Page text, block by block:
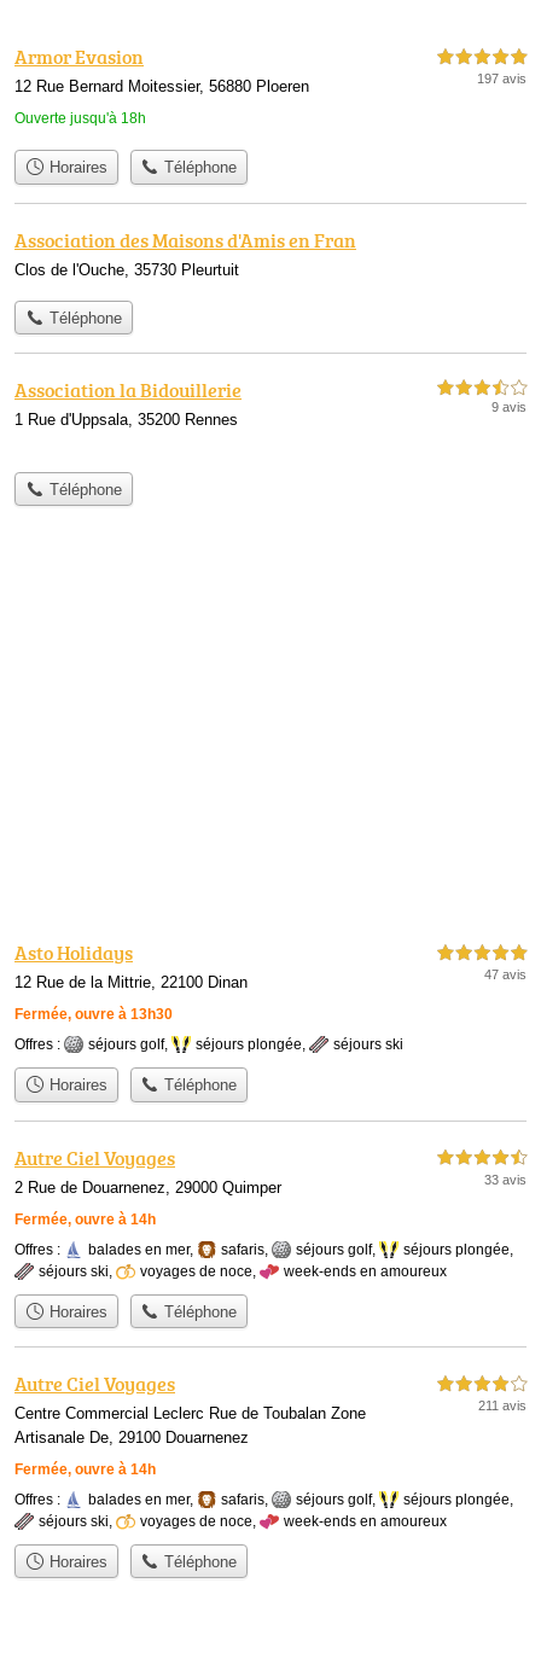
Armor Evasion
12 Rue Bernard Moitessier, 56880 Ploeren
Ouverte jusqu'à 18h
5,0 étoiles sur 5
197 avis
Horaires Téléphone
Association des Maisons d'Amis en Fran
Clos de l'Ouche, 35730 Pleurtuit
Téléphone
Association la Bidouillerie
1 Rue d'Uppsala, 35200 Rennes
3,5 étoiles sur 5
9 avis
Téléphone
Asto Holidays
12 Rue de la Mittrie, 22100 Dinan
Fermée, ouvre à 13h30
5,0 étoiles sur 5
47 avis
Offres : séjours golf, séjours plongée, séjours ski
Horaires Téléphone
Autre Ciel Voyages
2 Rue de Douarnenez, 29000 Quimper
Fermée, ouvre à 14h
4,5 étoiles sur 5
33 avis
Offres : balades en mer, safaris séjours golf, séjours plongée
séjours ski
voyages de noce week-ends en amoureux
Horaires Téléphone
Autre Ciel Voyages
Centre Commercial Leclerc Rue de Toubalan Zone
Artisanale De, 29100 Douarnenez
Fermée, ouvre à 14h
4,0 étoiles sur 5
211 avis
Offres : balades en mer, safaris, séjours golf, séjours plongée,
séjours ski, voyages de noce, week-ends en amoureux
Horaires Téléphone